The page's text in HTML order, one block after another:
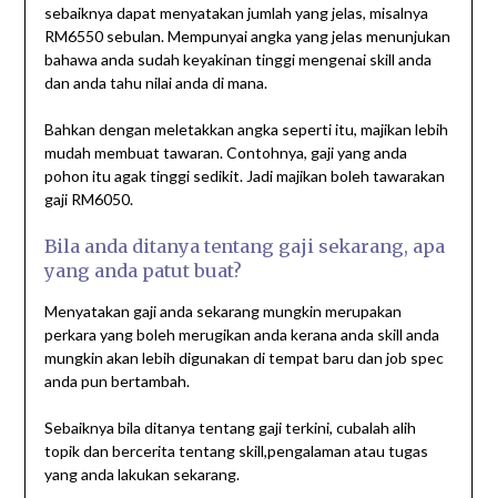
sebaiknya dapat menyatakan jumlah yang jelas, misalnya
RM6550 sebulan. Mempunyai angka yang jelas menunjukan
bahawa anda sudah keyakinan tinggi mengenai skill anda
dan anda tahu nilai anda di mana.
Bahkan dengan meletakkan angka seperti itu, majikan lebih
mudah membuat tawaran. Contohnya, gaji yang anda
pohon itu agak tinggi sedikit. Jadi majikan boleh tawarakan
gaji RM6050.
Bila anda ditanya tentang gaji sekarang, apa
yang anda patut buat?
Menyatakan gaji anda sekarang mungkin merupakan
perkara yang boleh merugikan anda kerana anda skill anda
mungkin akan lebih digunakan di tempat baru dan job spec
anda pun bertambah.
Sebaiknya bila ditanya tentang gaji terkini, cubalah alih
topik dan bercerita tentang skill,pengalaman atau tugas
yang anda lakukan sekarang.